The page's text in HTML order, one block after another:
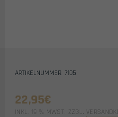
ARTIKELNUMMER: 7105
22,95€
INKL. 19 % MWST. ZZGL.